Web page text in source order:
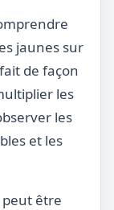
jaunes sur
de façon
les
les
et les
être